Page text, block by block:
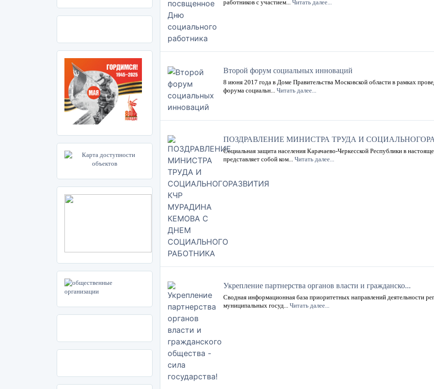
работников с участием... Читать далее...
Второй форум социальных инноваций
8 июня 2017 года в Доме Правительства Московской области в рамках
форума социальн... Читать далее...
ПОЗДРАВЛЕНИЕ МИНИСТРА ТРУДА И
Социальная защита населения Карачаево-Черкесской Республики в
представляет собой ком... Читать далее...
Укрепление партнерства органов власти и гражданско...
Сводная информационная база приоритетных направлений деятельности
муниципальных госуд... Читать далее...